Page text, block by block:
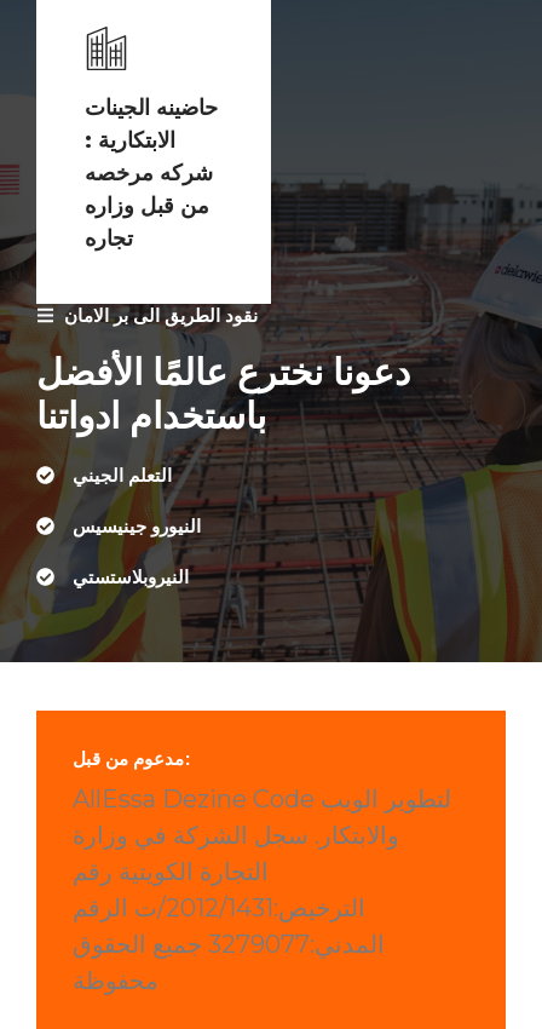
نقود الطريق الى بر الامان
دعونا نخترع عالمًا الأفضل
باستخدام ادواتنا
التعلم الجيني
النيورو جينيسيس
النيروبلاستستي
حاضينه الجينات
الابتكارية :
شركه مرخصه
من قبل وزاره
تجاره
مدعوم من قبل:
AllEssa Dezine Code لتطوير الويب
والابتكار. سجل الشركة في وزارة
التجارة الكويتية رقم
الترخيص:2012/1431/ت الرقم
المدني:3279077 جميع الحقوق
محفوظة